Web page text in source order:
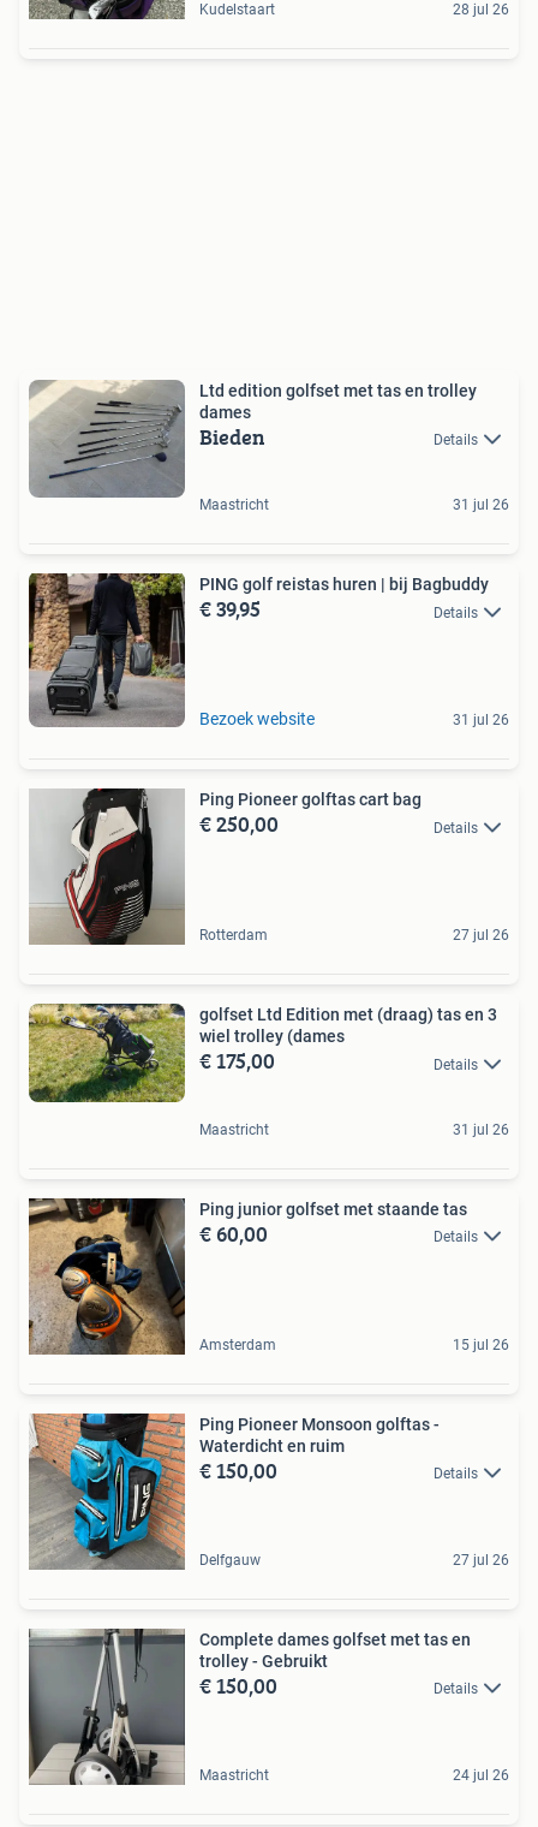
Kudelstaart 28 jul 26
Ltd edition golfset met tas en trolley
dames
Bieden Details
Maastricht 31 jul 26
PING golf reistas huren | bij Bagbuddy
€ 39,95 Details
Bezoek website 31 jul 26
Ping Pioneer golftas cart bag
€ 250,00 Details
Rotterdam 27 jul 26
golfset Ltd Edition met (draag) tas en 3
wiel trolley (dames
€ 175,00 Details
Maastricht 31 jul 26
Ping junior golfset met staande tas
€ 60,00 Details
Amsterdam 15 jul 26
Ping Pioneer Monsoon golftas -
Waterdicht en ruim
€ 150,00 Details
Delfgauw 27 jul 26
Complete dames golfset met tas en
trolley - Gebruikt
€ 150,00 Details
Maastricht 24 jul 26